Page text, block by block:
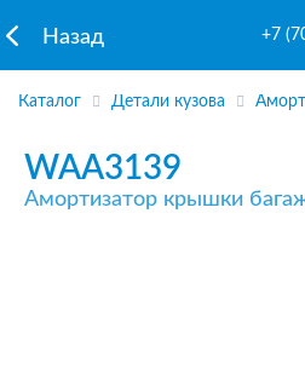
Назад +7
Каталог Детали кузова
WAA3139
Амортизатор крышки